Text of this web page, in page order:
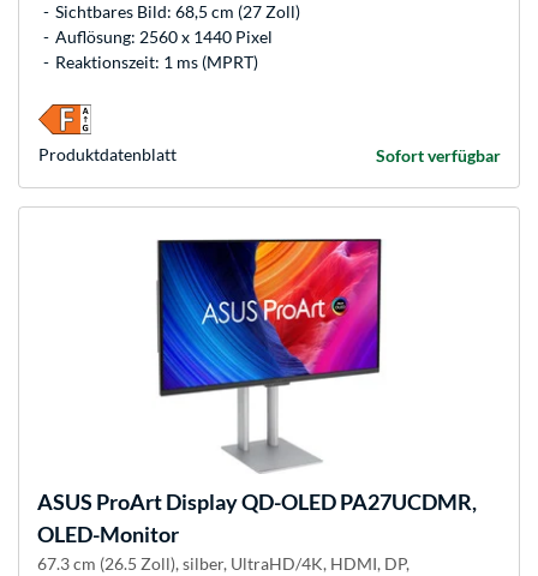
Sichtbares Bild: 68,5 cm (27 Zoll)
Auflösung: 2560 x 1440 Pixel
Reaktionszeit: 1 ms (MPRT)
Sofort verfügbar
Produkt­datenblatt
ASUS ProArt Display QD-OLED PA27UCDMR,
OLED-Monitor
67.3 cm (26.5 Zoll), silber, UltraHD/4K, HDMI, DP,